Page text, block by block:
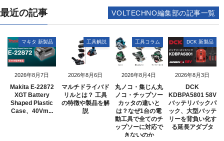
最近の記事
2026年8月7日
マキタ 新製品
Makita E-22872
XGT Battery
Shaped Plastic
Case、40Vm...
2026年8月6日
工具解説
マルチドライバド
リルとは？ 工具
の特徴や製品を解
説
2026年8月4日
工具コラム
丸ノコ・集じん丸
ノコ・チップソー
カッタの違いと
は？なぜ1台の電
動工具で全てのチ
ップソーに対応で
きないのか
2026年8月3日
DCK 新製品
DCK
KDBPA5801 58V
バッテリバックパ
ック、大型バッテ
リーを背負い化す
る延長アダプタ
VOLTECHNO編集部の記事一覧